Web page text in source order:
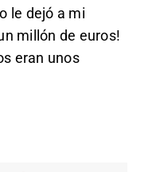
le dejó a mi
millón de euros!
eran unos